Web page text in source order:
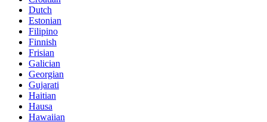
Finnish
Frisian
Galician
Georgian
Gujarati
Haitian
Hausa
Hawaiian
Hebrew
Hmong
Hungarian